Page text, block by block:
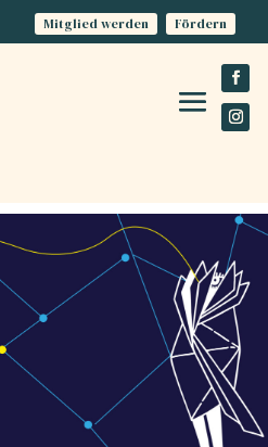
Mitglied werden Fördern